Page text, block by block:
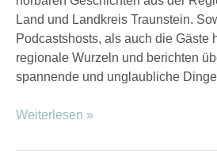
Land und Landkreis Traunstein.
Podcastshosts, als auch die Gäste
regionale Wurzeln und berichten
spannende und unglaubliche
Weiterlesen »